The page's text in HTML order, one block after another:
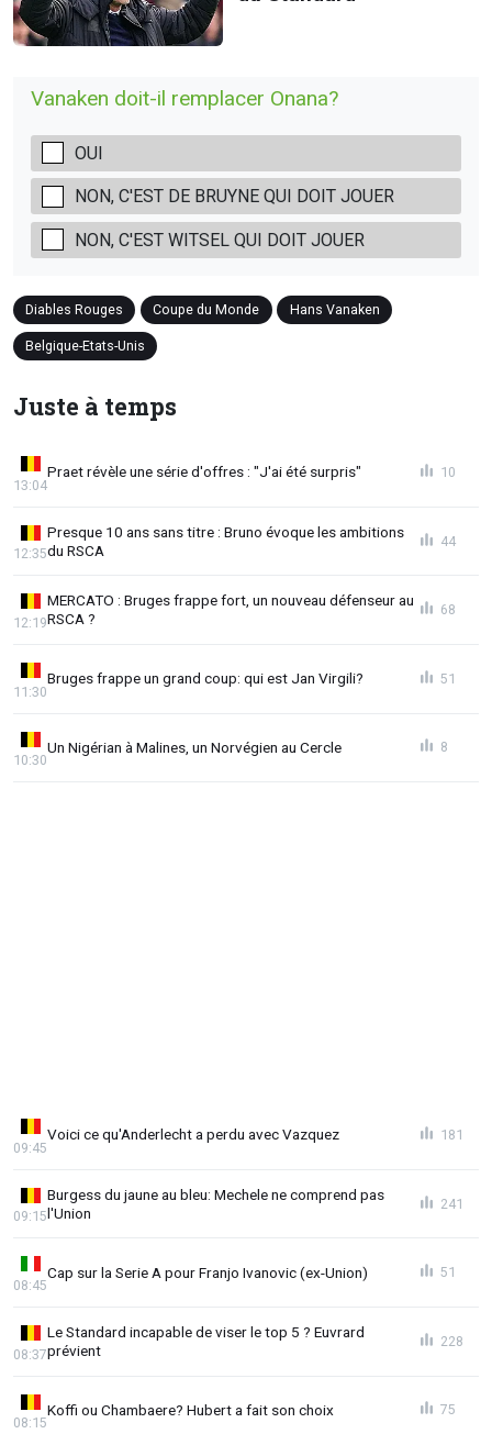
Vanaken doit-il remplacer Onana?
OUI
NON, C'EST DE BRUYNE QUI DOIT JOUER
NON, C'EST WITSEL QUI DOIT JOUER
Diables Rouges Coupe du Monde Hans Vanaken
Belgique-Etats-Unis
Juste à temps
Praet révèle une série d'offres : "J'ai été surpris"
13:04
10
Presque 10 ans sans titre : Bruno évoque les ambitions
du RSCA
12:35
44
MERCATO : Bruges frappe fort, un nouveau défenseur au
RSCA ?
12:19
68
Bruges frappe un grand coup: qui est Jan Virgili?
11:30
51
Un Nigérian à Malines, un Norvégien au Cercle
10:30
8
Voici ce qu'Anderlecht a perdu avec Vazquez
09:45
181
Burgess du jaune au bleu: Mechele ne comprend pas
l'Union
09:15
241
Cap sur la Serie A pour Franjo Ivanovic (ex-Union)
08:45
51
Le Standard incapable de viser le top 5 ? Euvrard
prévient
08:37
228
Koffi ou Chambaere? Hubert a fait son choix
08:15
75